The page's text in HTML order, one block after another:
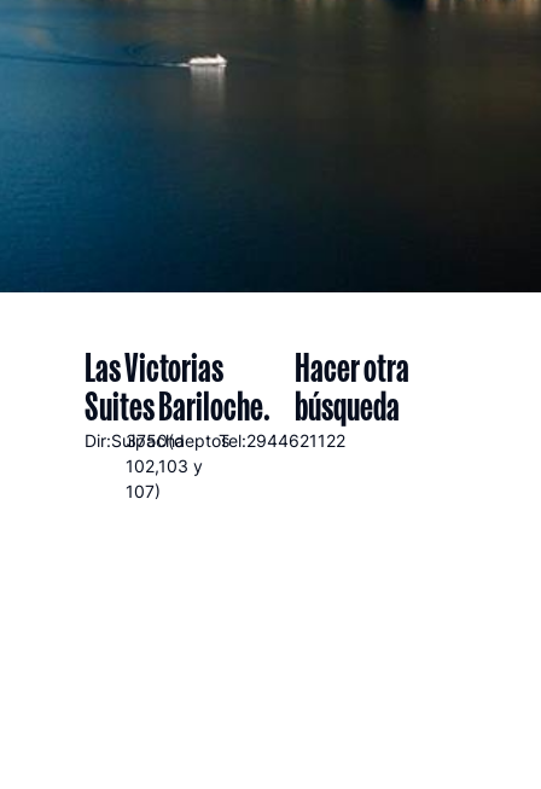
Las Victorias
Suites Bariloche.
Dir:Suipacha
3750(deptos
102,103 y
107)
Tel:2944621122
Hacer otra
búsqueda